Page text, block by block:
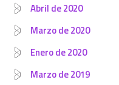
Abril de 2020
Marzo de 2020
Enero de 2020
Marzo de 2019